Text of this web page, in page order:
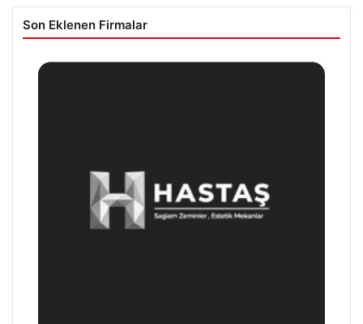
Son Eklenen Firmalar